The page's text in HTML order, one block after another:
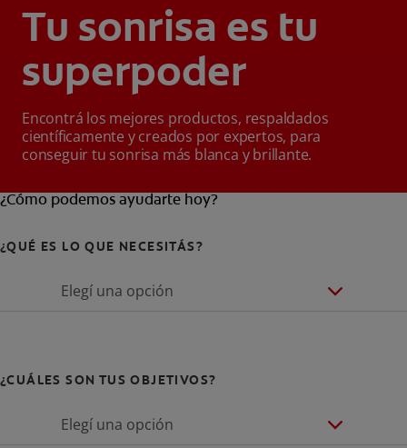
Tu sonrisa es tu
superpoder
Encontrá los mejores productos, respaldados
científicamente y creados por expertos, para
conseguir tu sonrisa más blanca y brillante.
¿Cómo podemos ayudarte hoy?
¿QUÉ ES LO QUE NECESITÁS?
Elegí una opción
¿CUÁLES SON TUS OBJETIVOS?
Elegí una opción